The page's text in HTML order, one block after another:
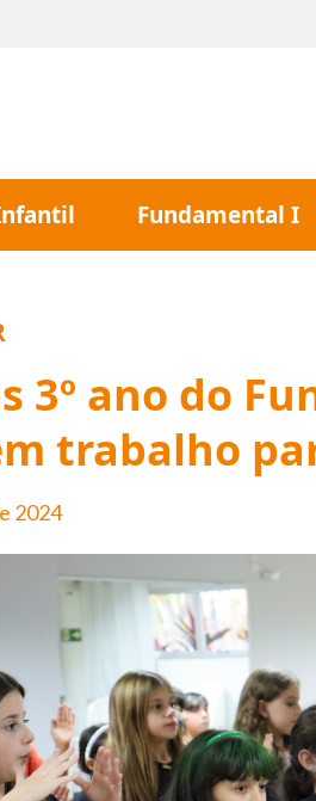
Fundamental I
3º ano do
trabalho
2024